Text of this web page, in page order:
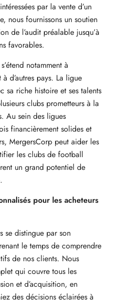
par la vente d’un
nous fournissons un soutien
de l’audit préalable jusqu’à
favorables.
notamment à
à d’autres pays. La ligue
sa riche histoire et ses talents
clubs prometteurs à la
Au sein des ligues
financièrement solides et
MergersCorp peut aider les
les clubs de football
un grand potentiel de
pour les acheteurs
se distingue par son
le temps de comprendre
de nos clients. Nous
qui couvre tous les
et d’acquisition, en
des décisions éclairées à